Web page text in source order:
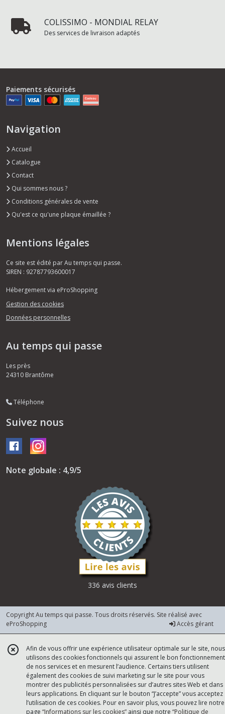
COLISSIMO - MONDIAL RELAY
Des services de livraison adaptés
Paiements sécurisés
Navigation
Accueil
Catalogue
Contact
Qui sommes nous ?
Conditions générales de vente
Qu'est ce qu'une plaque émaillée ?
Mentions légales
Ce site est édité par Au temps qui passe.
SIREN : 92787793600017
Hébergement via eProShopping
Gestion des cookies
Données personnelles
Au temps qui passe
Les près
24310 Brantôme
Téléphone
Suivez nous
Note globale : 4,9/5
336 avis clients
Copyright Au temps qui passe. Tous droits réservés. Site réalisé avec
eProShopping
Accès gérant
Afin de vous offrir une expérience utilisateur optimale sur le site, nous
utilisons des cookies fonctionnels qui assurent le bon fonctionnement
de nos services et en mesurent l’audience. Certains tiers utilisent
également des cookies de suivi marketing sur le site pour vous
montrer des publicités personnalisées sur d’autres sites Web et dans
leurs applications. En cliquant sur le bouton “J’accepte” vous acceptez
l’utilisation de ces cookies. Pour en savoir plus, vous pouvez lire notre
page “Informations sur les cookies” ainsi que notre “Politique de